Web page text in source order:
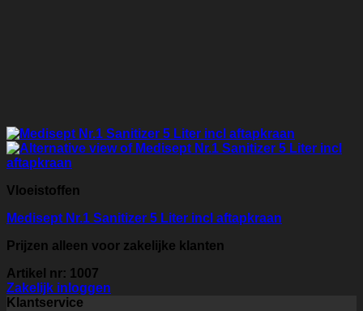
Vloeistoffen
Medisept Nr.1 Sanitizer 5 Liter incl aftapkraan
Prijzen alleen voor zakelijke klanten
Artikel nr: 1007
Zakelijk inloggen
Klantservice